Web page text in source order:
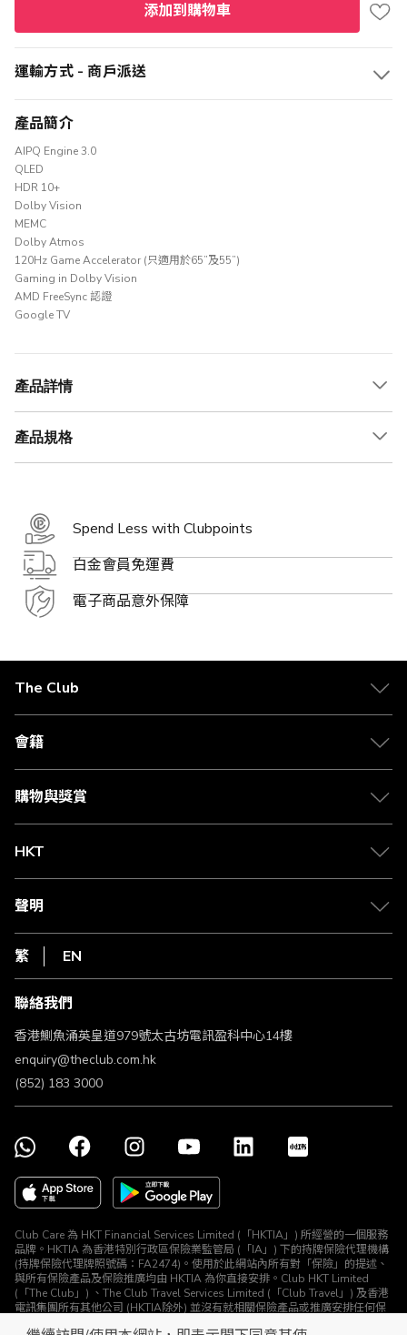
添加到購物車
運輸方式 - 商戶派送
產品簡介
AIPQ Engine 3.0
QLED
HDR 10+
Dolby Vision
MEMC
Dolby Atmos
120Hz Game Accelerator (只適用於65”及55”)
Gaming in Dolby Vision
AMD FreeSync 認證
Google TV
產品詳情
產品規格
Spend Less with Clubpoints
白金會員免運費
電子商品意外保障
The Club
關於 The Club
合作夥伴
媒體中心
會籍
會籍及專屬禮遇
賺取積分
購物與獎賞
物流與配送
Club Shopping 商品領取站
常見問題
HKT
csl.
1010
HKT
聲明
私隱聲明
使用條款
條款及細則
不歧視及不騷擾聲明
認可牌照及通告
繁 EN
聯絡我們
香港鰂魚涌英皇道979號太古坊電訊盈科中心14樓
enquiry@theclub.com.hk
(852) 183 3000
Club Care 為 HKT Financial Services Limited (「HKTIA」) 所經營的一個服務
品牌。HKTIA 為香港特別行政區保險業監管局 (「IA」) 下的持牌保險代理機構
(持牌保險代理牌照號碼：FA2474)。使用於此網站內所有對「保險」的提述、
與所有保險產品及保險推廣均由 HKTIA 為你直接安排。Club HKT Limited
(「The Club」) 、The Club Travel Services Limited (「Club Travel」) 及香港
電訊集團所有其他公司 (HKTIA除外) 並沒有就相關保險產品或推廣安排任何保